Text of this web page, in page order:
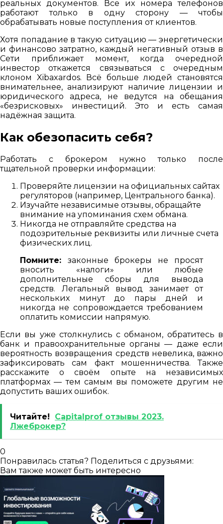
реальных документов. Все их номера телефонов
работают только в одну сторону — чтобы
обрабатывать новые поступления от клиентов.
Хотя попадание в такую ситуацию — энергетически
и финансово затратно, каждый негативный отзыв в
Сети приближает момент, когда очередной
инвестор откажется связываться с очередным
клоном Xibaxardos. Всё больше людей становятся
внимательнее, анализируют наличие лицензии и
юридического адреса, не ведутся на обещания
«безрисковых» инвестиций. Это и есть самая
надёжная защита.
Как обезопасить себя?
Работать с брокером нужно только после
тщательной проверки информации:
Проверяйте лицензии на официальных сайтах
регуляторов (например, Центрального банка).
Изучайте независимые отзывы, обращайте
внимание на упоминания схем обмана.
Никогда не отправляйте средства на
подозрительные реквизиты или личные счета
физических лиц.
Помните: законные брокеры не просят
вносить «налоги» или любые
дополнительные сборы для вывода
средств. Легальный вывод занимает от
нескольких минут до пары дней и
никогда не сопровождается требованием
оплатить комиссии напрямую.
Если вы уже столкнулись с обманом, обратитесь в
банк и правоохранительные органы — даже если
вероятность возвращения средств невелика, важно
зафиксировать сам факт мошенничества. Также
расскажите о своём опыте на независимых
платформах — тем самым вы поможете другим не
допустить ваших ошибок.
Читайте!
Capitalprof отзывы 2023.
Лжеброкер?
0
Понравилась статья? Поделиться с друзьями:
Вам также может быть интересно